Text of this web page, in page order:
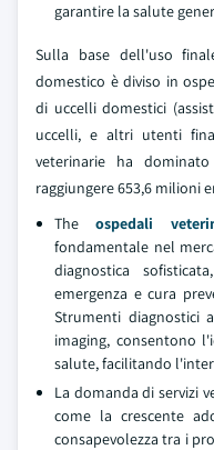
garantire la salute
Sulla base dell'uso
domestico è diviso in
di uccelli domestici
uccelli, e altri utenti
veterinarie ha
raggiungere 653,6 milioni
Theospedali
fondamentale nel
diagnostica
emergenza e cura
Strumenti diagnostici
imaging, consentono
salute, facilitando
La domanda di servizi
come la crescente
consapevolezza tra i